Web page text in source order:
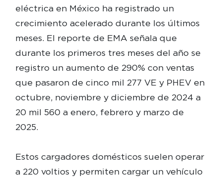
eléctrica en México ha registrado un
crecimiento acelerado durante los últimos
meses. El reporte de EMA señala que
durante los primeros tres meses del año se
registro un aumento de 290% con ventas
que pasaron de cinco mil 277 VE y PHEV en
octubre, noviembre y diciembre de 2024 a
20 mil 560 a enero, febrero y marzo de
2025.
Estos cargadores domésticos suelen operar
a 220 voltios y permiten cargar un vehículo